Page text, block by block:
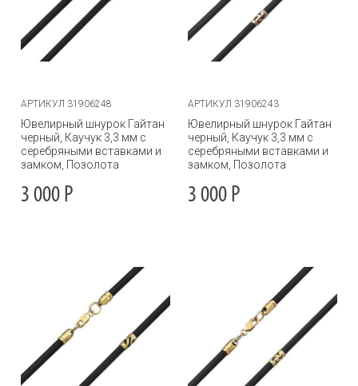
АРТИКУЛ 31906248
Ювелирный шнурок Гайтан
черный, Каучук 3,3 мм с
серебряными вставками и
замком, Позолота
3 000 Р
АРТИКУЛ 31906243
Ювелирный шнурок Гайтан
черный, Каучук 3,3 мм с
серебряными вставками и
замком, Позолота
3 000 Р